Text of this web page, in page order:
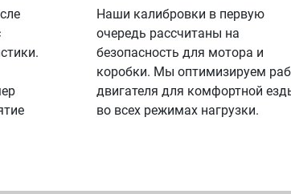
Наши калибровки в первую
очередь рассчитаны на
безопасность для мотора и
коробки. Мы оптимизируем
двигателя для комфортной
во всех режимах нагрузки.